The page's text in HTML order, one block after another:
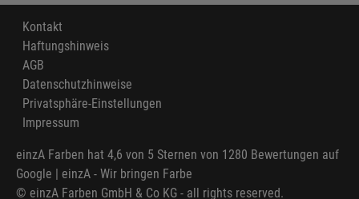
Kontakt
Haftungshinweis
AGB
Datenschutzhinweise
Privatsphäre-Einstellungen
Impressum
einzA Farben hat 4,6 von 5 Sternen von 1280 Bewertungen auf
Google | einzA - Wir bringen Farbe
© einzA Farben GmbH & Co KG - all rights reserved.